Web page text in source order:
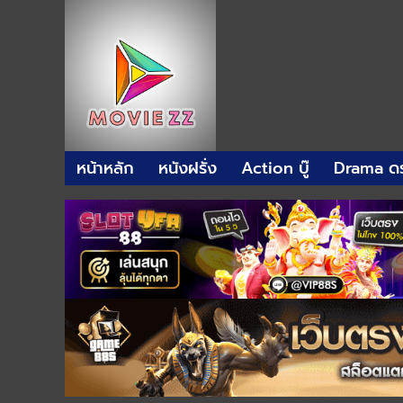
หน้าหลัก หนังฝรั่ง Action บู๊ Drama ด